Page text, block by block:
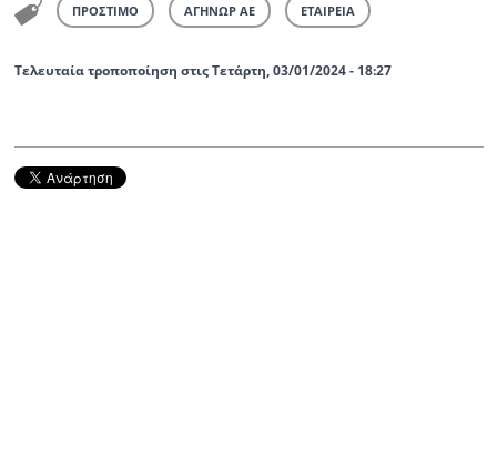
ΠΡΟΣΤΙΜΟ ΑΓΗΝΩΡ ΑΕ ΕΤΑΙΡΕΙΑ
Τελευταία τροποποίηση στις Τετάρτη, 03/01/2024 - 18:27